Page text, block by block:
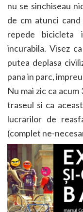
nu se sinchiseau
de cm atunci
repede
incurabila. Visez
putea deplasa
pana in parc,
Nu mai zic ca
traseul si ca
lucrarilor de
(complet ne-